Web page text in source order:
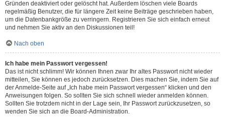
Gründen deaktiviert oder gelöscht hat. Außerdem löschen viele Boards
regelmäßig Benutzer, die für längere Zeit keine Beiträge geschrieben haben,
um die Datenbankgröße zu verringern. Registrieren Sie sich einfach erneut
und nehmen Sie aktiv an den Diskussionen teil!
Nach oben
Ich habe mein Passwort vergessen!
Das ist nicht schlimm! Wir können Ihnen zwar Ihr altes Passwort nicht wieder
mitteilen, Sie können es jedoch zurücksetzen. Dies machen Sie, indem Sie auf
der Anmelde-Seite auf „Ich habe mein Passwort vergessen“ klicken und den
Anweisungen folgen. So sollten Sie sich schnell wieder anmelden können.
Sollten Sie trotzdem nicht in der Lage sein, Ihr Passwort zurückzusetzen, so
wenden Sie sich an die Board-Administration.